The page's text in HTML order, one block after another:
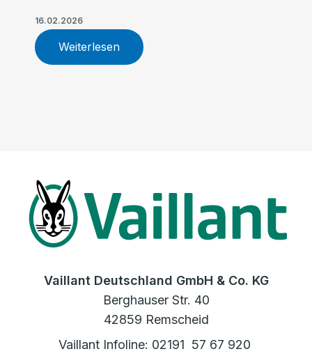
TÜV-zertifiziertem Service, zuverlässiger
Wartung und fachgerechter Reparatur Ihrer
Heizungsanlage.
16.02.2026
Weiterlesen
Vaillant Deutschland GmbH & Co. KG
Berghauser Str. 40
42859 Remscheid
Vaillant Infoline: 02191 57 67 920